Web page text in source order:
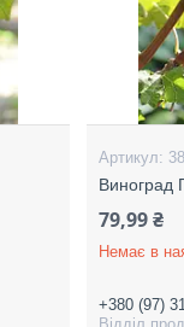
Виноград
79,99 ₴
Немає в
+380 (97)